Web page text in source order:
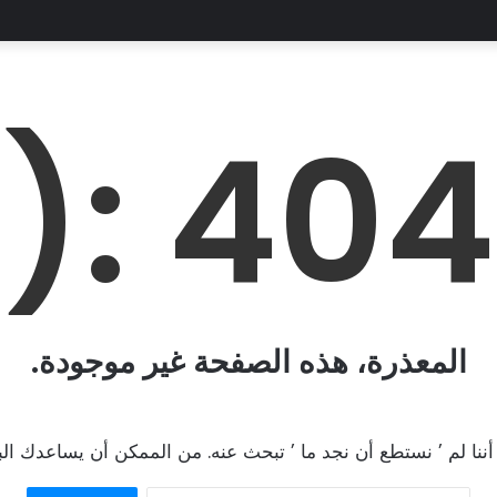
404 :(
المعذرة، هذه الصفحة غير موجودة.
أننا لم ’ نستطع أن نجد ما ’ تبحث عنه. من الممكن أن يساعدك